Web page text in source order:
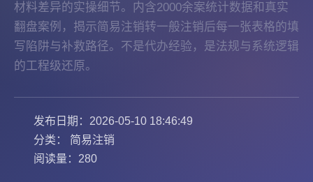
材料差异的实操细节。内含2000余案统计数据和真实
翻盘案例，揭示简易注销转一般注销后每一张表格的填
写陷阱与补救路径。不是代办经验，是法规与系统逻辑
的工程级还原。
发布日期：2026-05-10 18:46:49
分类： 简易注销
阅读量：280